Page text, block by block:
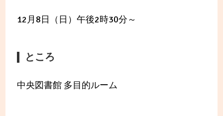
12月8日（日）午後2時30分～
ところ
中央図書館 多目的ルーム